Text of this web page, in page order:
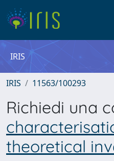
IRIS
IRIS 11563/100293
Richiedi una
theoretical